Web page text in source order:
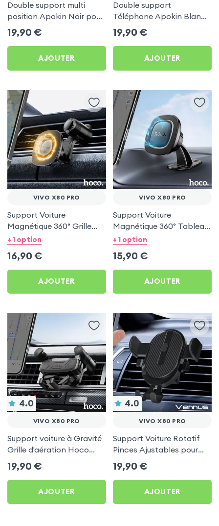
Double support multi
position Apokin Noir pour
Vivo X80 Pro
19,90 €
AJOUTER
Double support
Téléphone Apokin Blanc
pour Tiktok, Insta,
Snapchat, Youtube, Vlog
et Twitch
19,90 €
AJOUTER
VIVO X80 PRO
Support Voiture
Magnétique 360° Grille
d'aération Hoco pour Vivo
+ 1 option
16,90 €
AJOUTER
VIVO X80 PRO
Support Voiture
Magnétique 360° Tableau
de bord Hoco pour Vivo
+ 1 option
15,90 €
AJOUTER
4.0
VIVO X80 PRO
Support voiture à Gravité
Grille d'aération Hoco
Noir pour Vivo X80 Pro
19,90 €
AJOUTER
4.0
VIVO X80 PRO
Support Voiture Rotatif
Pinces Ajustables pour
Vivo X80 Pro
19,90 €
AJOUTER